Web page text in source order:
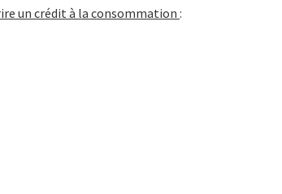
un crédit à la consommation :